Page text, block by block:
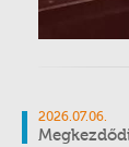
2026.07.06.